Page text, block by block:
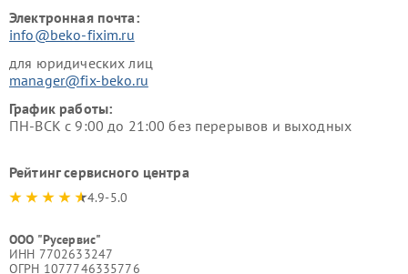
Электронная почта:
info@beko-fixim.ru
для юридических лиц
manager@fix-beko.ru
График работы:
ПН-ВСК с 9:00 до 21:00 без перерывов и выходных
Рейтинг сервисного центра
4.9-5.0
ООО "Русервис"
ИНН 7702633247
ОГРН 1077746335776